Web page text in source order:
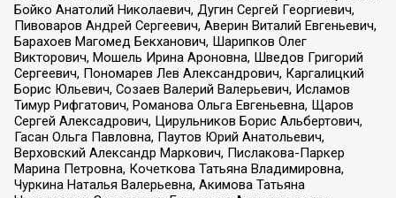
Бойко Анатолий Николаевич, Дугин Сергей Георгиевич,
Пивоваров Андрей Сергеевич, Аверин Виталий Евгеньевич,
Барахоев Магомед Бекханович, Шарипков Олег
Викторович, Мошель Ирина Ароновна, Шведов Григорий
Сергеевич, Пономарев Лев Александрович, Каргалицкий
Борис Юльевич, Созаев Валерий Валерьевич, Исламов
Тимур Рифгатович, Романова Ольга Евгеньевна, Щаров
Сергей Алексадрович, Цирульников Борис Альбертович,
Гасан Ольга Павловна, Паутов Юрий Анатольевич,
Верховский Александр Маркович, Пислакова-Паркер
Марина Петровна, Кочеткова Татьяна Владимировна,
Чуркина Наталья Валерьевна, Акимова Татьяна